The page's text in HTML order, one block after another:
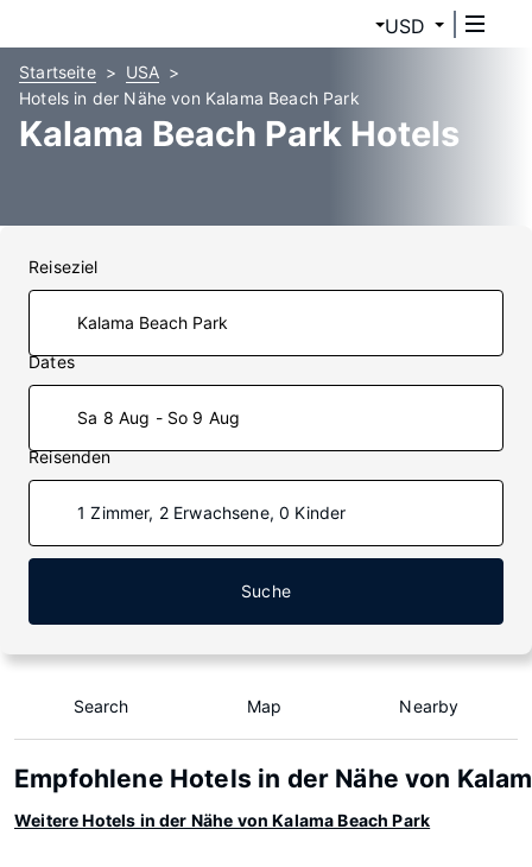
USD
Startseite
USA
Hotels in der Nähe von Kalama Beach Park
Kalama Beach Park Hotels
Reiseziel
Dates
Sa 8 Aug - So 9 Aug
Reisenden
1 Zimmer, 2 Erwachsene, 0 Kinder
Suche
Search Map Nearby
Empfohlene Hotels in der Nähe von
Weitere Hotels in der Nähe von Kalama Beach Park